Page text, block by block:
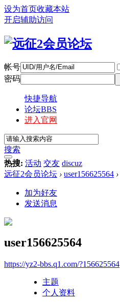
设为首页收藏本站
开启辅助访问
帐号
密码
快捷导航
论坛BBS
进入官网
搜索
热搜: 活动 交友 discuz
远征2会员论坛 › user156625564 ›
加为好友
发送消息
user156625564
https://yz2-bbs.q1.com/?156625564
主题
个人资料